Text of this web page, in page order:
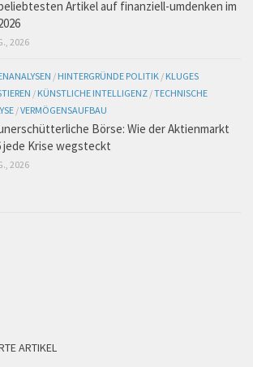
Artikel auf finanziell-umdenken im
2026
/ HINTERGRÜNDE POLITIK / KLUGES
/ KÜNSTLICHE INTELLIGENZ /TECHNISCHE
/VERMÖGENSAUFBAU
Börse: Wie der Aktienmarkt
jede Krise wegsteckt
2026
ARTIKEL